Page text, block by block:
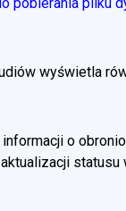
wyświetla
o